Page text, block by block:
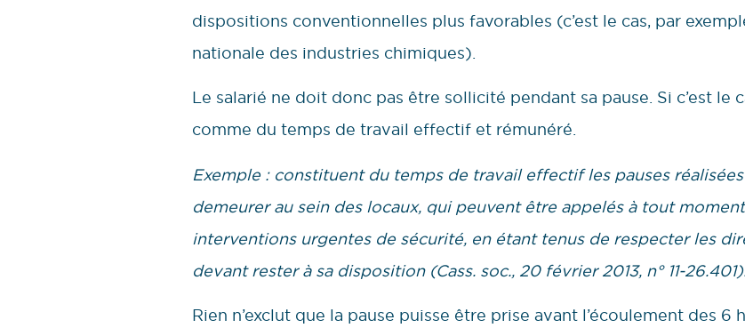
dispositions conventionnelles plus favorables (c’est le cas, par
nationale des industries chimiques).
Le salarié ne doit donc pas être sollicité pendant sa pause. Si c’est
comme du temps de travail effectif et rémunéré.
Exemple : constituent du temps de travail effectif les pauses
demeurer au sein des locaux, qui peuvent être appelés à tout
interventions urgentes de sécurité, en étant tenus de respecter les
devant rester à sa disposition (Cass. soc., 20 février 2013, n° 11-
Rien n’exclut que la pause puisse être prise avant l’écoulement des 6